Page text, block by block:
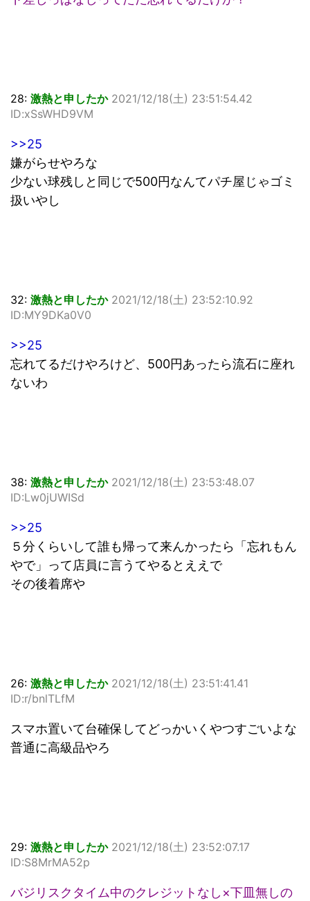
28: 激熱と申したか 2021/12/18(土) 23:51:54.42
ID:xSsWHD9VM
>>25
嫌がらせやろな
少ない球残しと同じで500円なんてパチ屋じゃゴミ
扱いやし
32: 激熱と申したか 2021/12/18(土) 23:52:10.92
ID:MY9DKa0V0
>>25
忘れてるだけやろけど、500円あったら流石に座れ
ないわ
38: 激熱と申したか 2021/12/18(土) 23:53:48.07
ID:Lw0jUWISd
>>25
５分くらいして誰も帰って来んかったら「忘れもん
やで」って店員に言うてやるとええで
その後着席や
26: 激熱と申したか 2021/12/18(土) 23:51:41.41
ID:r/bnlTLfM
スマホ置いて台確保してどっかいくやつすごいよな
普通に高級品やろ
29: 激熱と申したか 2021/12/18(土) 23:52:07.17
ID:S8MrMA52p
バジリスクタイム中のクレジットなし×下皿無しの